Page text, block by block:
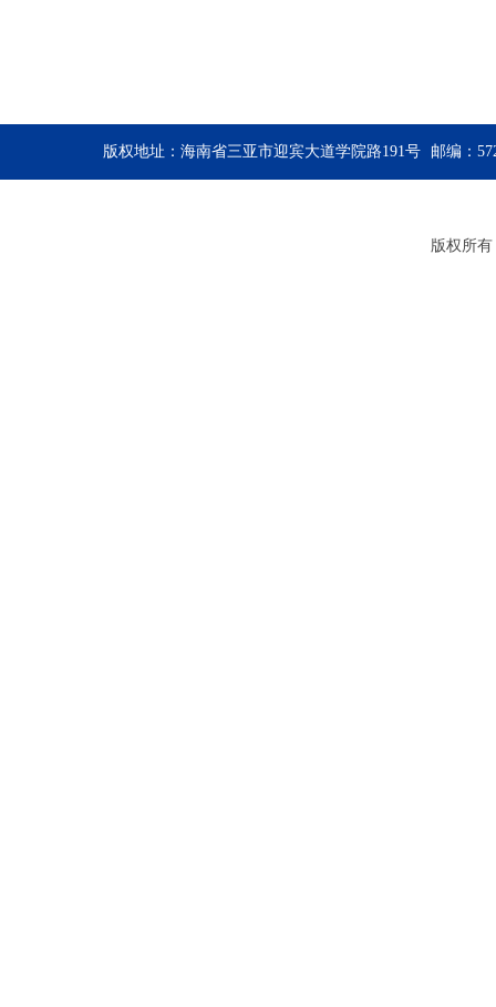
版权地址：海南省三亚市迎宾大道学院路191号 邮编：
版权所有